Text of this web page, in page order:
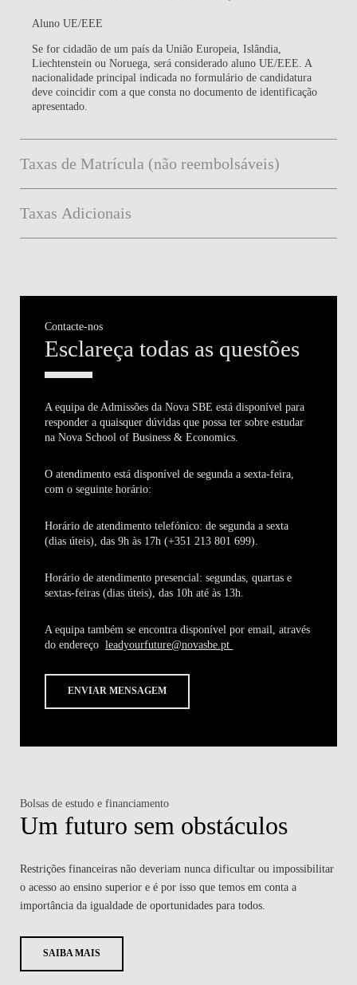
Aluno UE/EEE
Se for cidadão de um país da União Europeia, Islândia,
Liechtenstein ou Noruega, será considerado aluno UE/EEE. A
nacionalidade principal indicada no formulário de candidatura
deve coincidir com a que consta no documento de identificação
apresentado.
Taxas de Matrícula (não reembolsáveis)
Taxas Adicionais
Contacte-nos
Esclareça todas as questões
A equipa de Admissões da Nova SBE está disponível para
responder a quaisquer dúvidas que possa ter sobre estudar
na Nova School of Business & Economics.
O atendimento está disponível de segunda a sexta-feira,
com o seguinte horário:
Horário de atendimento telefónico:de segunda a sexta
(dias úteis), das 9h às 17h (+351 213 801 699).
Horário de atendimento presencial: segundas, quartas e
sextas-feiras (dias úteis), das 10h até às 13h.
A equipa também se encontra disponível por email, através
do endereçoleadyourfuture@novasbe.pt
ENVIAR MENSAGEM
Bolsas de estudo e financiamento
Um futuro sem obstáculos
Restrições financeiras não deveriam nunca dificultar ou impossibilitar
o acesso ao ensino superior e é por isso que temos em conta a
importância da igualdade de oportunidades para todos.
SAIBA MAIS